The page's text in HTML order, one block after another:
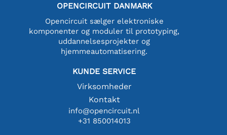
OPENCIRCUIT DANMARK
Opencircuit sælger elektroniske
komponenter og moduler til prototyping,
uddannelsesprojekter og
hjemmeautomatisering.
KUNDE SERVICE
Virksomheder
Kontakt
info@opencircuit.nl
+31 850014013